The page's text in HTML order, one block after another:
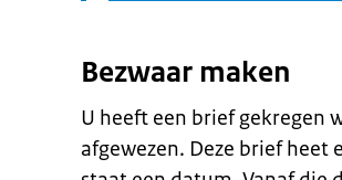
Bezwaar maken
U heeft een brief gekregen
afgewezen. Deze brief heet